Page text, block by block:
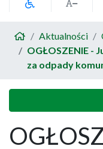
Aktualności
OGŁOSZENIE -
za odpady